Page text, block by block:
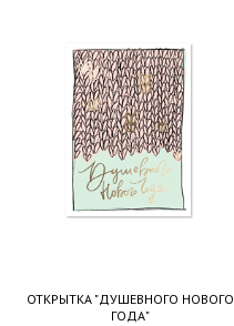
ОТКРЫТКА "ДУШЕВНОГО НОВОГО
ГОДА"